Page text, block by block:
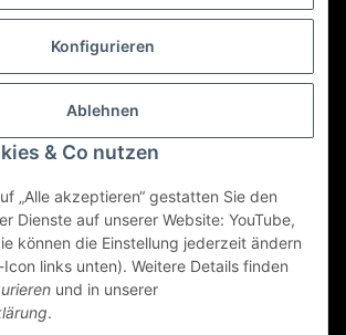
Konfigurieren
Ablehnen
& Co nutzen
„Alle akzeptieren“ gestatten Sie den
Dienste auf unserer Website: YouTube,
können die Einstellung jederzeit ändern
links unten). Weitere Details finden
und in unserer
.
und Custom Bestellungen auch
und Bestellungen
und Retouren